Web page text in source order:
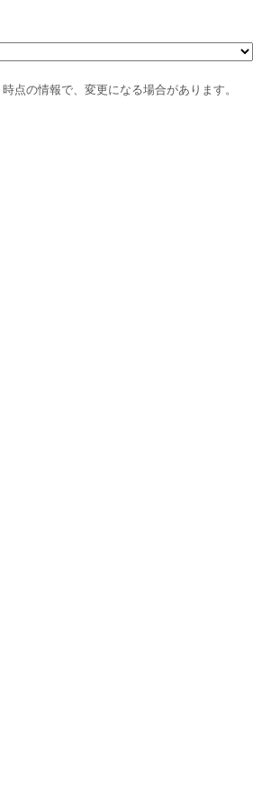
点の情報で、変更になる場合があります。